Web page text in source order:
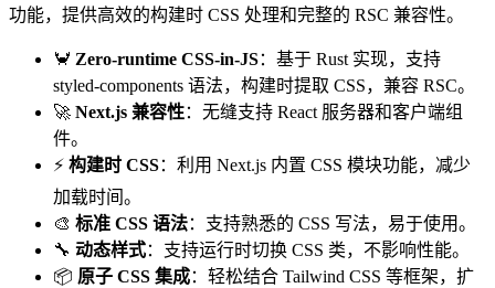
功能，提供高效的构建时 CSS 处理和完整的 RSC 兼容性。
🦀 Zero-runtime CSS-in-JS：基于 Rust 实现，支持
styled-components 语法，构建时提取 CSS，兼容 RSC。
🚀 Next.js 兼容性：无缝支持 React 服务器和客户端组
件。
⚡ 构建时 CSS：利用 Next.js 内置 CSS 模块功能，减少
加载时间。
🎨 标准 CSS 语法：支持熟悉的 CSS 写法，易于使用。
🔧 动态样式：支持运行时切换 CSS 类，不影响性能。
📦 原子 CSS 集成：轻松结合 Tailwind CSS 等框架，扩